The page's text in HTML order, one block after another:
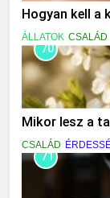
Hogyan kell a
ÁLLATOK CSALÁD
70
Mikor lesz a
CSALÁD
71